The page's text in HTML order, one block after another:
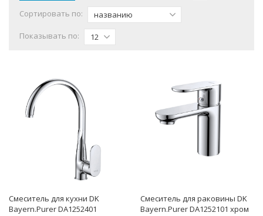
Сортировать по: названию
Показывать по: 12
Смеситель для кухни DK
Bayern.Purer DA1252401
Смеситель для раковины DK
Bayern.Purer DA1252101 хром